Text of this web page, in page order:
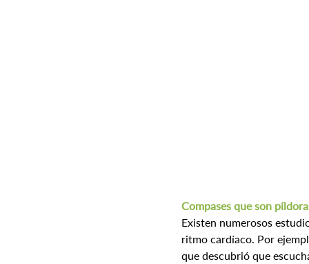
Compases que son
Existen numerosos
ritmo cardíaco. Por
que descubrió que